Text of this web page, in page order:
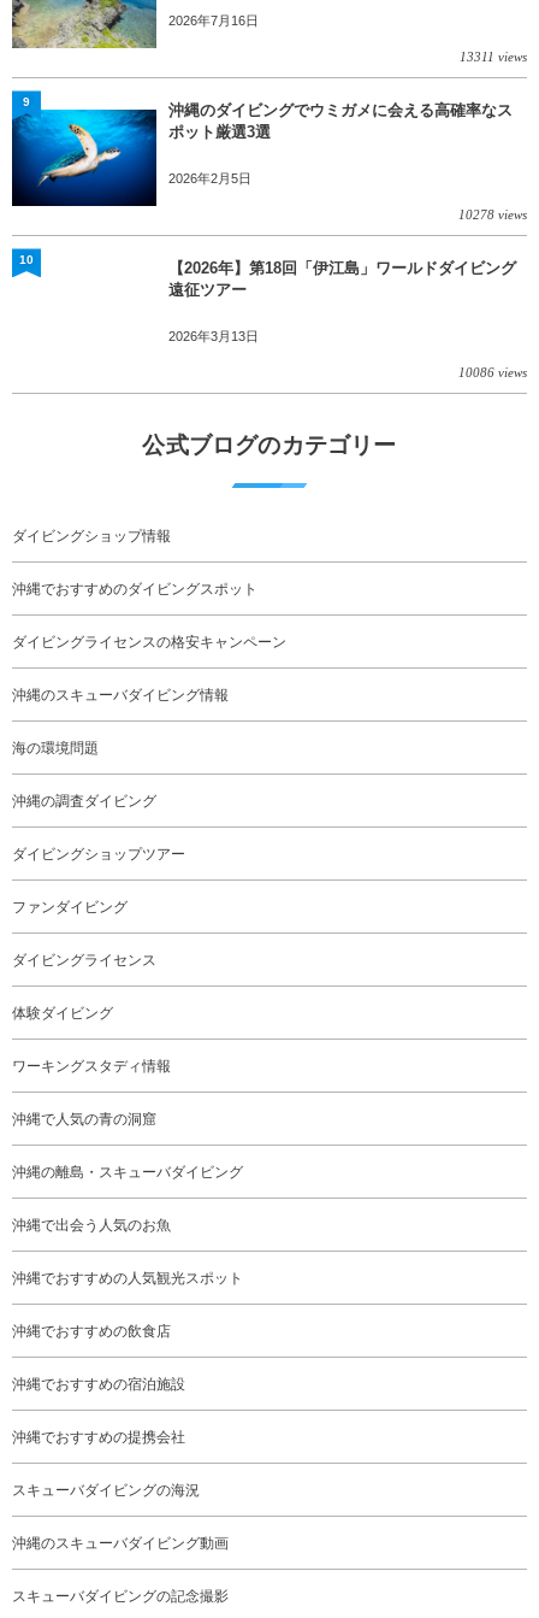
2026年7月16日
13311 views
沖縄のダイビングでウミガメに会える高確率なス
ポット厳選3選
2026年2月5日
10278 views
9
【2026年】第18回「伊江島」ワールドダイビング
遠征ツアー
2026年3月13日
10086 views
10
公式ブログのカテゴリー
ダイビングショップ情報
沖縄でおすすめのダイビングスポット
ダイビングライセンスの格安キャンペーン
沖縄のスキューバダイビング情報
海の環境問題
沖縄の調査ダイビング
ダイビングショップツアー
ファンダイビング
ダイビングライセンス
体験ダイビング
ワーキングスタディ情報
沖縄で人気の青の洞窟
沖縄の離島・スキューバダイビング
沖縄で出会う人気のお魚
沖縄でおすすめの人気観光スポット
沖縄でおすすめの飲食店
沖縄でおすすめの宿泊施設
沖縄でおすすめの提携会社
スキューバダイビングの海況
沖縄のスキューバダイビング動画
スキューバダイビングの記念撮影